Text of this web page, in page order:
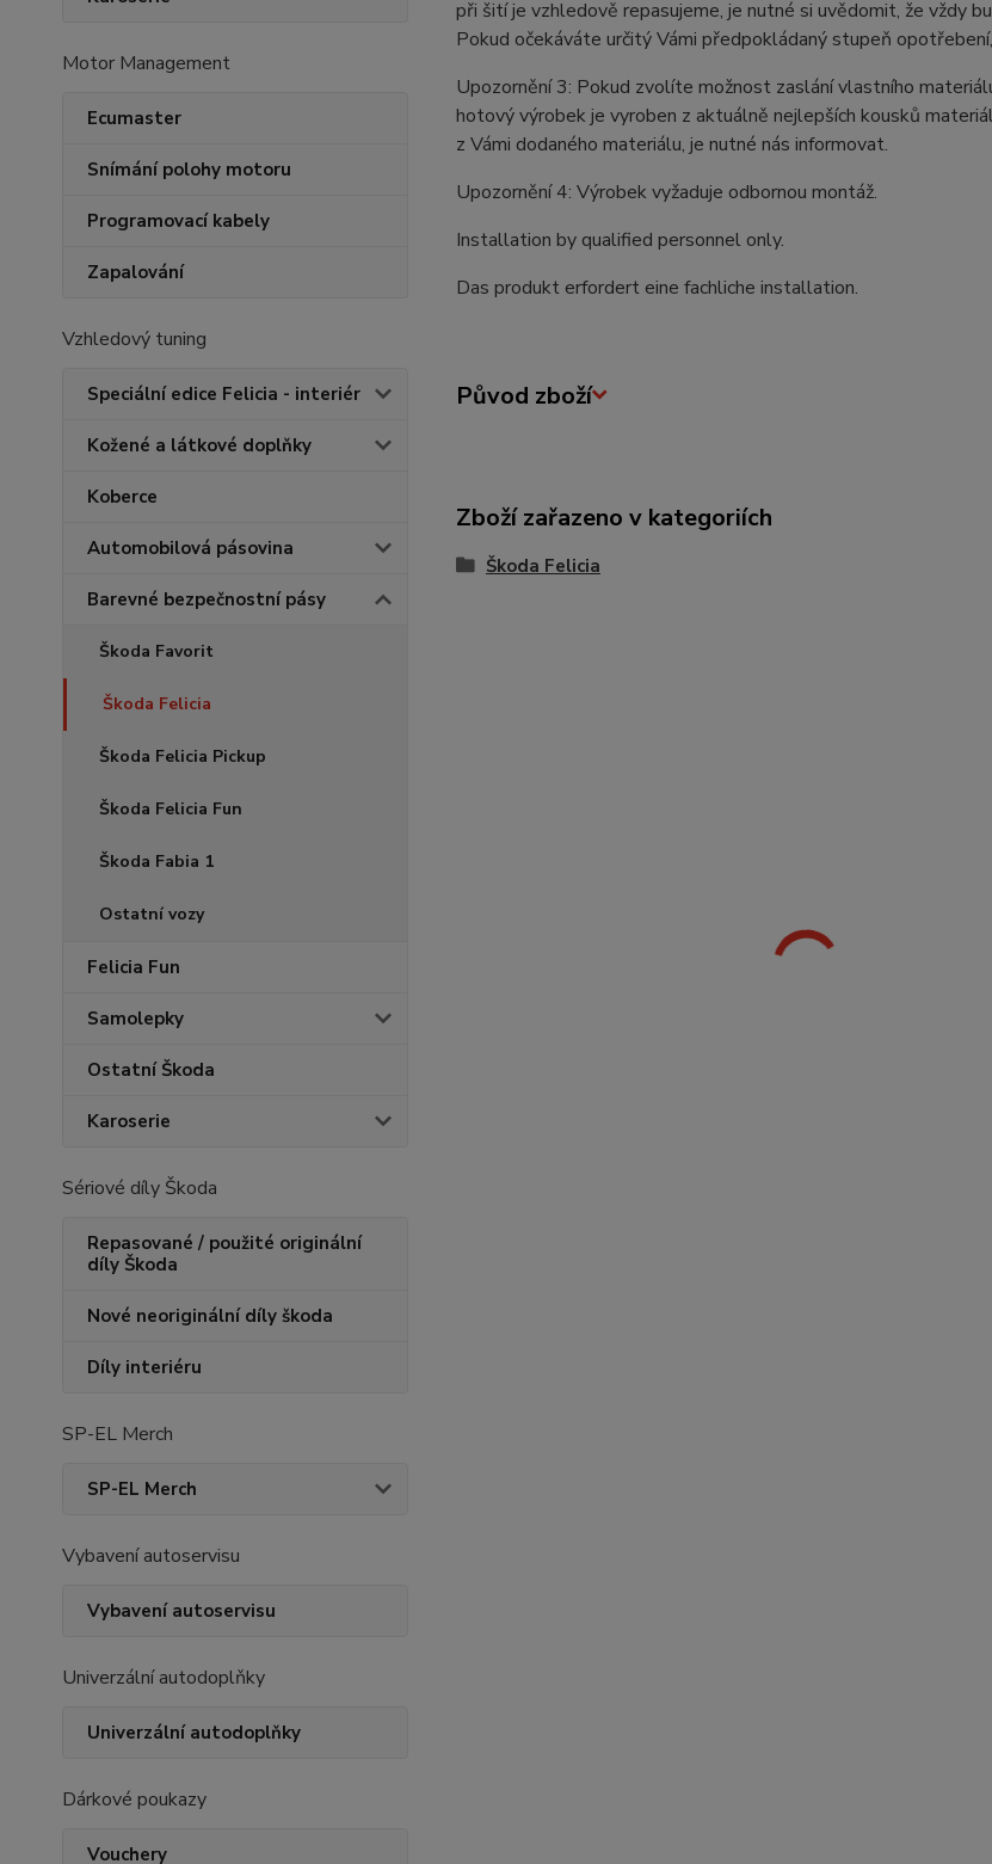
Motor Management
Ecumaster
Snímání polohy motoru
Programovací kabely
Zapalování
Vzhledový tuning
Speciální edice Felicia - interiér
Kožené a látkové doplňky
Koberce
Automobilová pásovina
Barevné bezpečnostní pásy
Škoda Favorit
Škoda Felicia
Škoda Felicia Pickup
Škoda Felicia Fun
Škoda Fabia 1
Ostatní vozy
Felicia Fun
Samolepky
Ostatní Škoda
Karoserie
Sériové díly Škoda
Repasované / použité originální
díly Škoda
Nové neoriginální díly škoda
Díly interiéru
SP-EL Merch
SP-EL Merch
Vybavení autoservisu
Vybavení autoservisu
Univerzální autodoplňky
Univerzální autodoplňky
Dárkové poukazy
Vouchery
při šití je vzhledově repasujeme, je nutné si uvědomit, že vždy
Pokud očekáváte určitý Vámi předpokládaný stupeň
Upozornění 3: Pokud zvolíte možnost zaslání vlastního
hotový výrobek je vyroben z aktuálně nejlepších kousků
z Vámi dodaného materiálu, je nutné nás informovat.
Upozornění 4: Výrobek vyžaduje odbornou montáž.
Installation by qualified personnel only.
Das produkt erfordert eine fachliche installation.
Původ zboží
Zboží zařazeno v kategoriích
Škoda Felicia